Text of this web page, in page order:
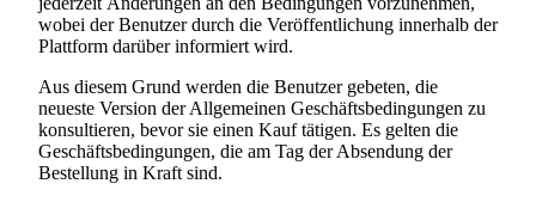
wobei der Benutzer durch die Veröffentlichung innerhalb der
Plattform darüber informiert wird.
Aus diesem Grund werden die Benutzer gebeten, die
neueste Version der Allgemeinen Geschäftsbedingungen zu
konsultieren, bevor sie einen Kauf tätigen. Es gelten die
Geschäftsbedingungen, die am Tag der Absendung der
Bestellung in Kraft sind.